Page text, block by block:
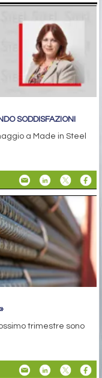
SODDISFAZIONI
a Made in Steel
trimestre sono